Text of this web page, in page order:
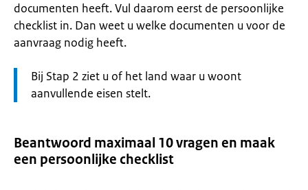
documenten heeft. Vul daarom eerst de persoonlijke
checklist in. Dan weet u welke documenten u voor de
aanvraag nodig heeft.
Let
op:
Bij Stap 2 ziet u of het land waar u woont
aanvullende eisen stelt.
Beantwoord maximaal 10 vragen en maak
een persoonlijke checklist